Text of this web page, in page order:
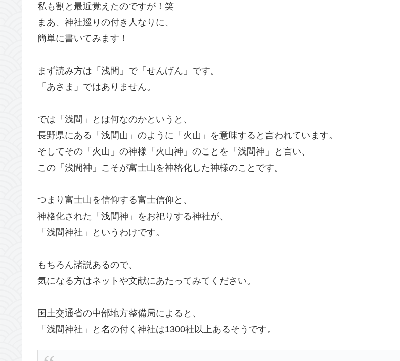
私も割と最近覚えたのですが！笑
まあ、神社巡りの付き人なりに、
簡単に書いてみます！
まず読み方は「浅間」で「せんげん」です。
「あさま」ではありません。
では「浅間」とは何なのかというと、
長野県にある「浅間山」のように「火山」を意味すると言われています。
そしてその「火山」の神様「火山神」のことを「浅間神」と言い、
この「浅間神」こそが富士山を神格化した神様のことです。
つまり富士山を信仰する富士信仰と、
神格化された「浅間神」をお祀りする神社が、
「浅間神社」というわけです。
もちろん諸説あるので、
気になる方はネットや文献にあたってみてください。
国土交通省の中部地方整備局によると、
「浅間神社」と名の付く神社は1300社以上あるそうです。